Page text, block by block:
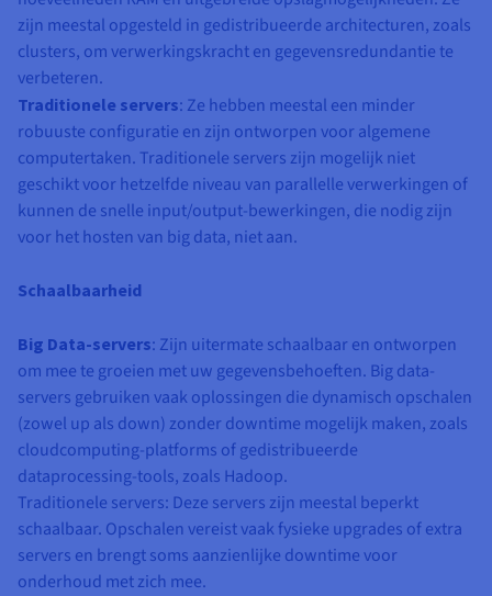
zijn meestal opgesteld in gedistribueerde architecturen, zoals
clusters, om verwerkingskracht en gegevensredundantie te
verbeteren.
Traditionele servers: Ze hebben meestal een minder
robuuste configuratie en zijn ontworpen voor algemene
computertaken. Traditionele servers zijn mogelijk niet
geschikt voor hetzelfde niveau van parallelle verwerkingen of
kunnen de snelle input/output-bewerkingen, die nodig zijn
voor het hosten van big data, niet aan.
Schaalbaarheid
Big Data-servers: Zijn uitermate schaalbaar en ontworpen
om mee te groeien met uw gegevensbehoeften. Big data-
servers gebruiken vaak oplossingen die dynamisch opschalen
(zowel up als down) zonder downtime mogelijk maken, zoals
cloudcomputing-platforms of gedistribueerde
dataprocessing-tools, zoals Hadoop.
Traditionele servers: Deze servers zijn meestal beperkt
schaalbaar. Opschalen vereist vaak fysieke upgrades of extra
servers en brengt soms aanzienlijke downtime voor
onderhoud met zich mee.